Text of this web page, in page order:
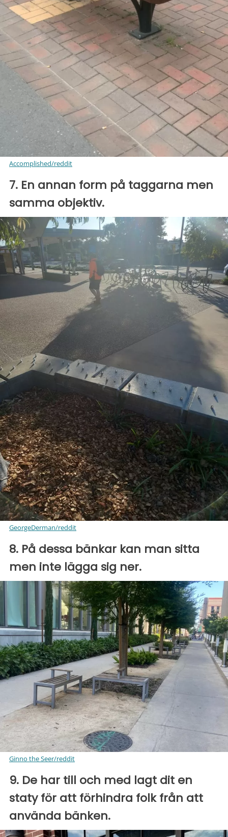
Accomplished/reddit
7. En annan form på taggarna men
samma objektiv.
GeorgeDerman/reddit
8. På dessa bänkar kan man sitta
men inte lägga sig ner.
Ginno the Seer/reddit
9. De har till och med lagt dit en
staty för att förhindra folk från att
använda bänken.